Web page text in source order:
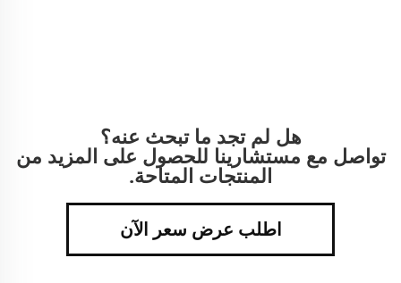
هل لم تجد ما تبحث عنه؟
تواصل مع مستشارينا للحصول على المزيد من
المنتجات المتاحة.
اطلب عرض سعر الآن